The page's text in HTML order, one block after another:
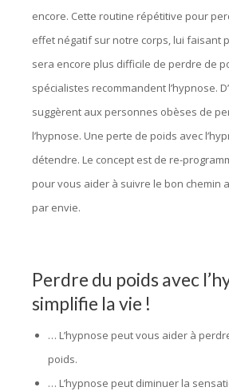
encore. Cette routine répétitive pour
effet négatif sur notre corps, lui faisant
sera encore plus difficile de perdre de
spécialistes recommandent l’hypnose.
suggèrent aux personnes obèses de
l’hypnose. Une perte de poids avec
détendre. Le concept est de re-
pour vous aider à suivre le bon chemin
par envie.
Perdre du poids avec
simplifie la vie !
… L’hypnose peut vous aider à
poids.
… L’hypnose peut diminuer la